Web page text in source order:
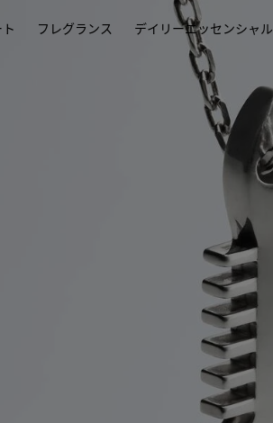
フレグランス デイリーエッセンシャル